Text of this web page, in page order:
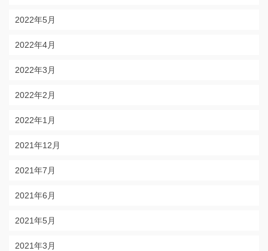
2022年5月
2022年4月
2022年3月
2022年2月
2022年1月
2021年12月
2021年7月
2021年6月
2021年5月
2021年3月